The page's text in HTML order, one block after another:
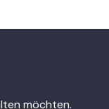
möchten.